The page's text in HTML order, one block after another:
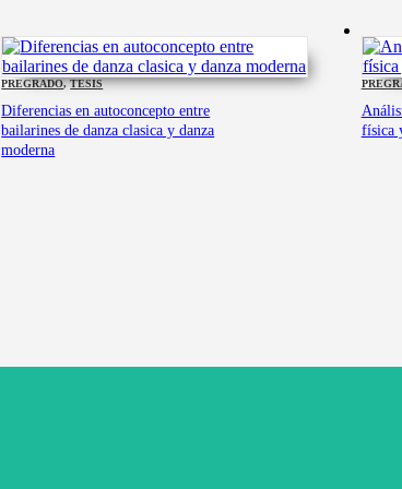
PREGRADO,TESIS
Diferencias en autoconcepto entre
bailarines de danza clasica y danza
moderna
física